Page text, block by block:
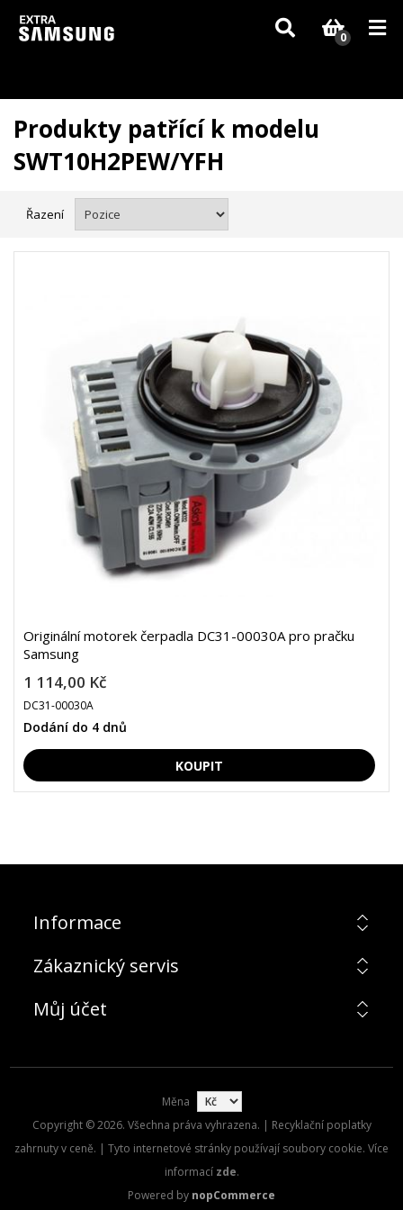
Vzhledem k aktuální situaci se může dodání dílů, které nejsou skladem,
zpozdit. Děkujeme za pochopení.
0
Produkty patřící k modelu
SWT10H2PEW/YFH
Řazení
Originální motorek čerpadla DC31-00030A pro pračku
Samsung
1 114,00 Kč
DC31-00030A
Dodání do 4 dnů
Informace
Zákaznický servis
Můj účet
Měna
Copyright © 2026. Všechna práva vyhrazena. | Recyklační poplatky
zahrnuty v ceně. | Tyto internetové stránky používají soubory cookie. Více
informací zde.
Powered by nopCommerce